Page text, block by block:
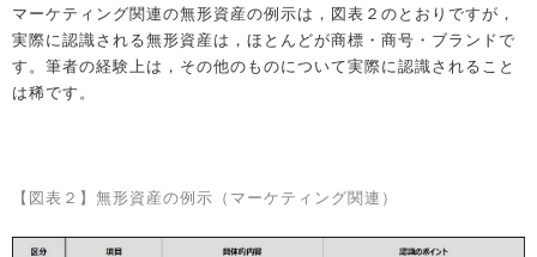
マーケティング関連の無形資産の例示は，図表２のとおりですが，
実際に認識される無形資産は，ほとんどが商標・商号・ブランドで
す。筆者の経験上は，その他のものについて実際に認識されること
は稀です。
【図表２】無形資産の例示（マーケティング関連）